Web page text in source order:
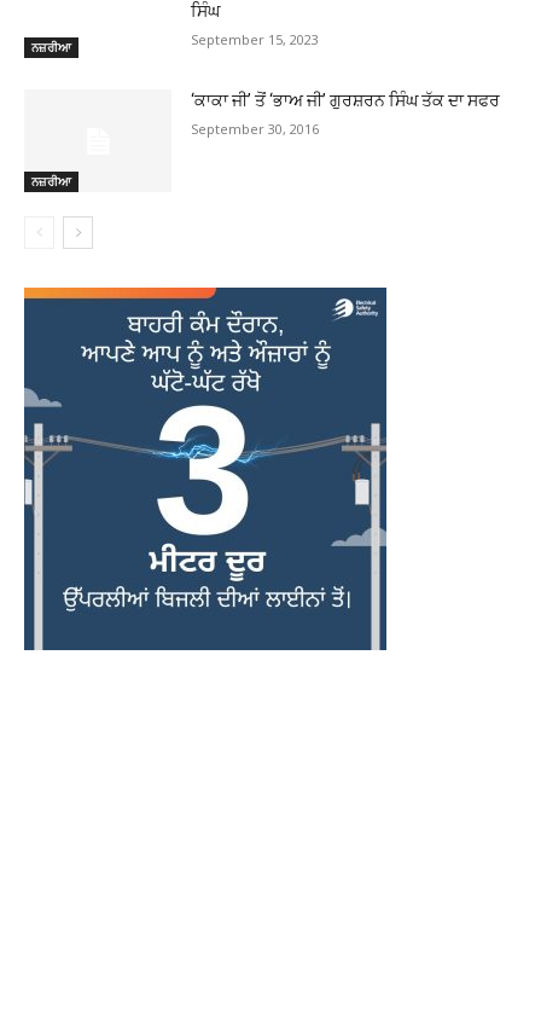
ਨਜ਼ਰੀਆ
ਸਿੰਘ
September 15, 2023
ਨਜ਼ਰੀਆ
‘ਕਾਕਾ ਜੀ’ ਤੋਂ ‘ਭਾਅ ਜੀ’ ਗੁਰਸ਼ਰਨ ਸਿੰਘ ਤੱਕ ਦਾ ਸਫਰ
September 30, 2016